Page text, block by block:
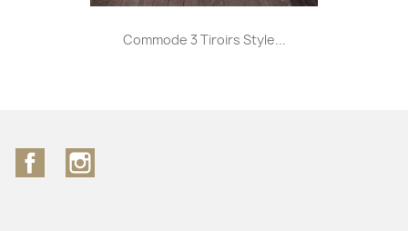
Commode 3 Tiroirs Style...
Facebook